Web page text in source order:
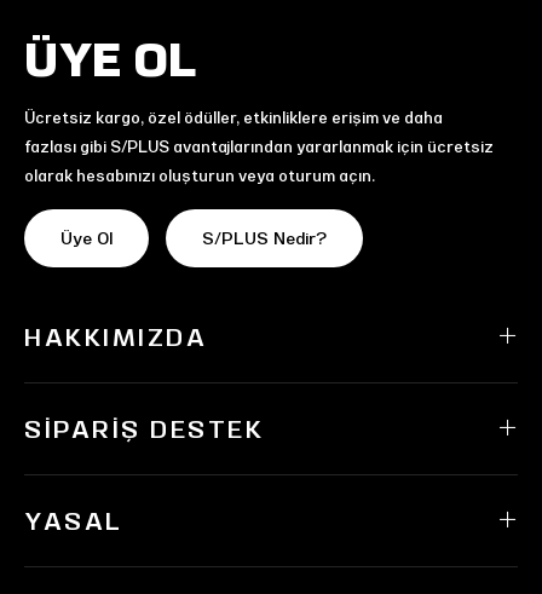
ÜYE OL
Ücretsiz kargo, özel ödüller, etkinliklere erişim ve daha
fazlası gibi S/PLUS avantajlarından yararlanmak için ücretsiz
olarak hesabınızı oluşturun veya oturum açın.
Üye Ol S/PLUS Nedir?
HAKKIMIZDA
SIPARIŞ DESTEK
YASAL